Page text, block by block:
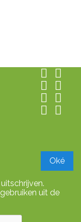
 
 
 
 
uit de